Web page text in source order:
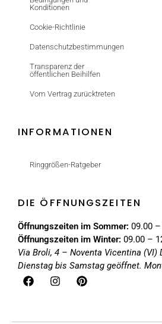
Konditionen
Cookie-Richtlinie
Datenschutzbestimmungen
Transparenz der
öffentlichen Beihilfen
Vom Vertrag zurücktreten
INFORMATIONEN
Ringgrößen-Ratgeber
DIE ÖFFNUNGSZEITEN
Öffnungszeiten im Sommer: 09.00
Öffnungszeiten im Winter: 09.00 –
Via Broli, 4 – Noventa Vicentina (VI)
Dienstag bis Samstag geöffnet.